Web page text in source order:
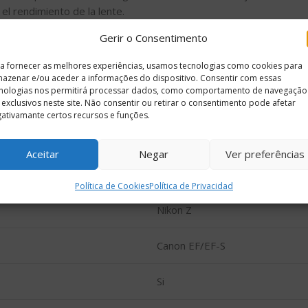
Gerir o Consentimento
fornecer as melhores experiências, usamos tecnologias como cookies para
e/ou aceder a informações do dispositivo. Consentir com essas
nos permitirá processar dados, como comportamento de
exclusivos neste site. Não consentir ou retirar o consentimento pode afetar
certos recursos e funções.
Aceitar Negar Ver preferências
Política de CookiesPolítica de Privacidad
rendimiento de la lente.
de sujetar el objetivo mientras mueve la cámara y
cuando se conecte este adaptador, la ampliación
si dispara en días lluviosos, trate de no mojar el
para habilitar el enfoque automático cuando sea posible
para conexión directa a trípodes o placas de liberación
Nikon Z
Canon EF/EF-S
Si